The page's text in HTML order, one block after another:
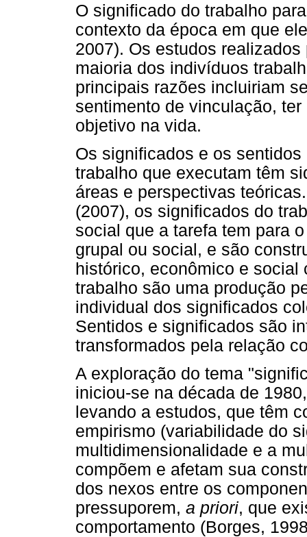
O significado do trabalho
contexto da época em que
2007). Os estudos
maioria dos indivíduos
principais razões incluiriam
sentimento de vinculação,
objetivo na vida.
Os significados e os
trabalho que executam têm
áreas e perspectivas
(2007), os significados do
social que a tarefa tem para
grupal ou social, e são
histórico, econômico e
trabalho são uma produção
individual dos significados
Sentidos e significados são
transformados pela relação
A exploração do tema
iniciou-se na década de
levando a estudos, que têm
empirismo (variabilidade do
multidimensionalidade e a
compõem e afetam sua
dos nexos entre os
pressuporem, a priori, que
comportamento (Borges,